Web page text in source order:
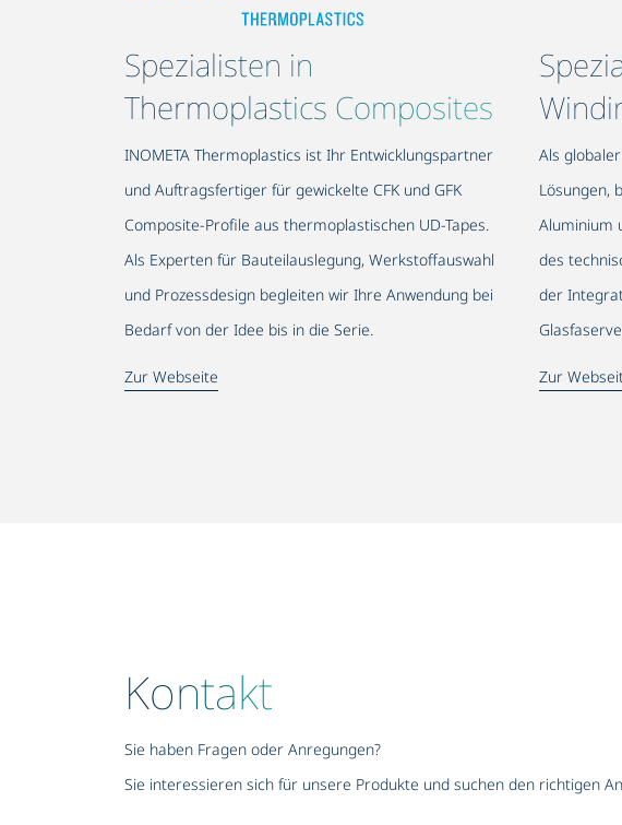
Spezialisten in
Thermoplastics Composites
INOMETA Thermoplastics ist Ihr Entwicklungspartner
und Auftragsfertiger für gewickelte CFK und GFK
Composite-Profile aus thermoplastischen UD-Tapes.
Als Experten für Bauteilauslegung, Werkstoffauswahl
und Prozessdesign begleiten wir Ihre Anwendung bei
Bedarf von der Idee bis in die Serie.
Zur Webseite
Als
Lösungen,
Aluminium
des
der
Zur
Kontakt
Sie haben Fragen oder Anregungen?
Sie interessieren sich für unsere Produkte und suchen den richtigen